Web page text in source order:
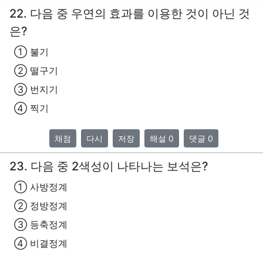
22. 다음 중 우연의 효과를 이용한 것이 아닌 것
은?
① 불기
② 떨구기
③ 번지기
④ 찍기
채점 다시 저장 해설 0 댓글 0
23. 다음 중 2색성이 나타나는 보석은?
① 사방정계
② 정방정계
③ 등축정계
④ 비결정계